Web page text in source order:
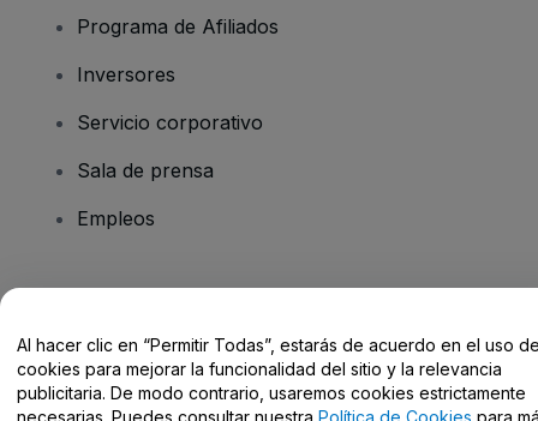
Programa de Afiliados
Inversores
Servicio corporativo
Sala de prensa
Empleos
Centro de Ayuda / Contacto
Al hacer clic en “Permitir Todas”, estarás de acuerdo en el uso
cookies para mejorar la funcionalidad del sitio y la relevancia
publicitaria. De modo contrario, usaremos cookies estrictamente
necesarias. Puedes consultar nuestra Política de Cookies para